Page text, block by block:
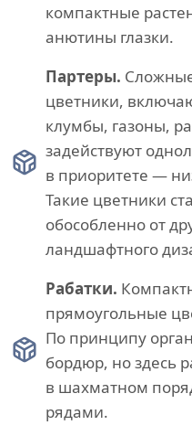
компактные
анютины глазки.
Партеры.
цветники,
клумбы, газоны,
задействуют
в приоритете —
Такие цветники
обособленно от
ландшафтного
Рабатки.
прямоугольные
По принципу
бордюр, но здесь
в шахматном
рядами.